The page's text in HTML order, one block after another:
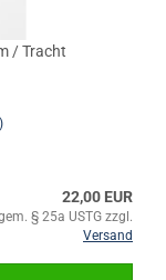
/ Tracht
22,00 EUR
§ 25a USTG zzgl.
Versand